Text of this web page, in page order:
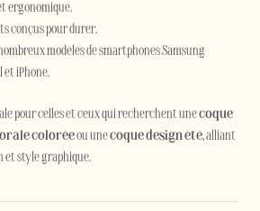
ergonomique.
conçus pour durer.
modèles de smartphones Samsung
et iPhone.
pour celles et ceux qui recherchent unecoque
coloréeou unecoque design été, alliant
et style graphique.